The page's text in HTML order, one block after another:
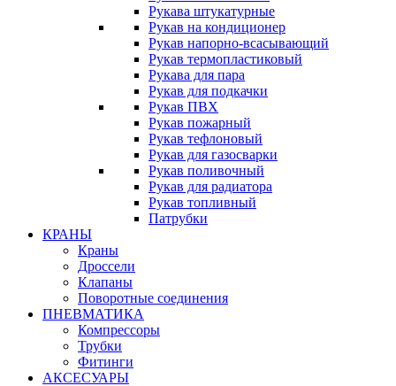
Рукава штукатурные
Рукав на кондиционер
Рукав напорно-всасывающий
Рукав термопластиковый
Рукава для пара
Рукав для подкачки
Рукав ПВХ
Рукав пожарный
Рукав тефлоновый
Рукав для газосварки
Рукав поливочный
Рукав для радиатора
Рукав топливный
Патрубки
КРАНЫ
Краны
Дроссели
Клапаны
Поворотные соединения
ПНЕВМАТИКА
Компрессоры
Трубки
Фитинги
АКСЕСУАРЫ